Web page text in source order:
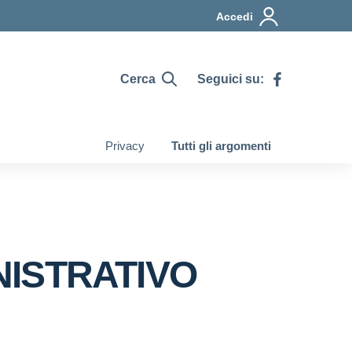
Accedi
Cerca Seguici su:
Privacy Tutti gli argomenti